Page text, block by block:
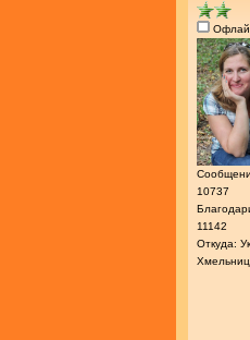
10737
11142
Откуда: